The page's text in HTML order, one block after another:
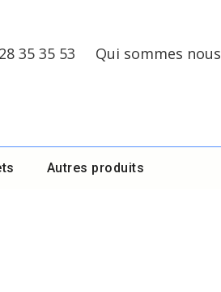
35 35 53 Qui sommes nous
Autres produits